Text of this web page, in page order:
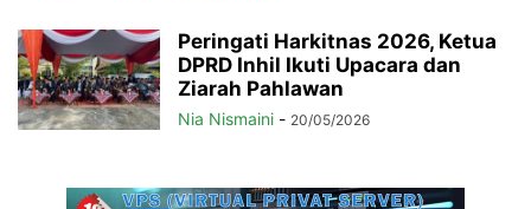
Peringati Harkitnas 2026, Ketua
DPRD Inhil Ikuti Upacara dan
Ziarah Pahlawan
Nia Nismaini - 20/05/2026